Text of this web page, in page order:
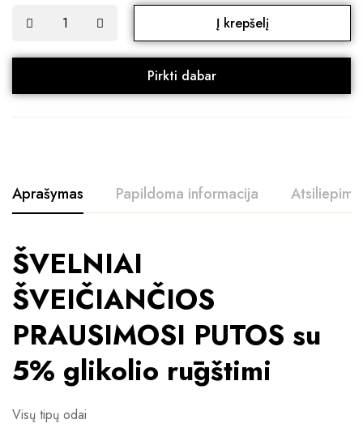
Į krepšelį
Pirkti dabar
Aprašymas Papildoma informacija
ŠVELNIAI
ŠVEIČIANČIOS
PRAUSIMOSI PUTOS su
5% glikolio rūgštimi
Visų tipų odai